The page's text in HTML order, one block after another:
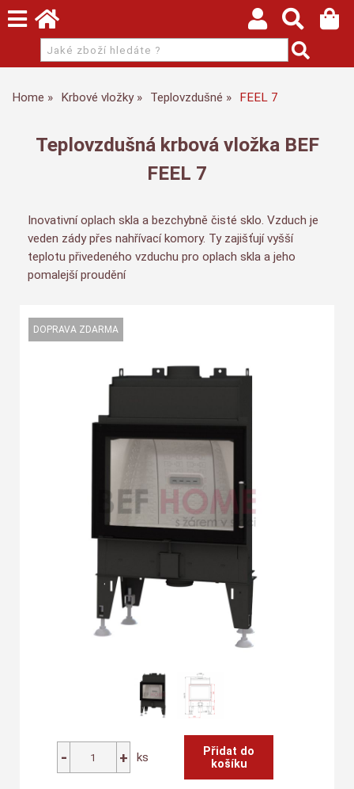
Home Krbové vložky Teplovzdušné FEEL 7
Teplovzdušná krbová vložka BEF
FEEL 7
Inovativní oplach skla a bezchybně čisté sklo. Vzduch je
veden zády přes nahřívací komory. Ty zajišťují vyšší
teplotu přivedeného vzduchu pro oplach skla a jeho
pomalejší proudění
ks